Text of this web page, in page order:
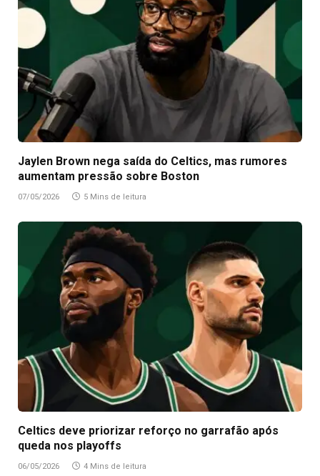
Jaylen Brown nega saída do Celtics, mas rumores
aumentam pressão sobre Boston
07/05/2026 5 Mins de leitura
Celtics deve priorizar reforço no garrafão após
queda nos playoffs
06/05/2026 4 Mins de leitura